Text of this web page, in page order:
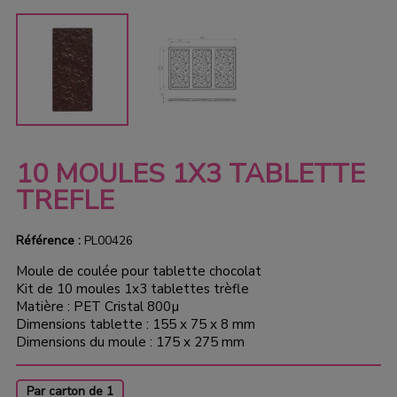
10 MOULES 1X3 TABLETTE
TREFLE
Référence :PL00426
Moule de coulée pour tablette chocolat
Kit de 10 moules 1x3 tablettes trèfle
Matière : PET Cristal 800µ
Dimensions tablette : 155 x 75 x 8 mm
Dimensions du moule : 175 x 275 mm
Par carton de 1